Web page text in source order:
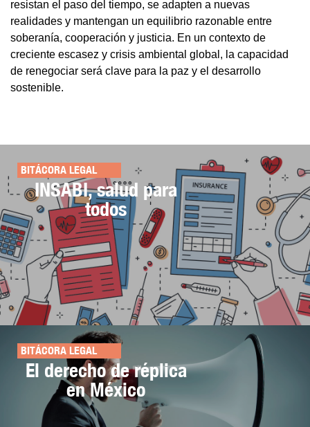
resistan el paso del tiempo, se adapten a nuevas
realidades y mantengan un equilibrio razonable entre
soberanía, cooperación y justicia. En un contexto de
creciente escasez y crisis ambiental global, la capacidad
de renegociar será clave para la paz y el desarrollo
sostenible.
BITÁCORA LEGAL
INSABI, salud para
todos
BITÁCORA LEGAL
El derecho de réplica
en México